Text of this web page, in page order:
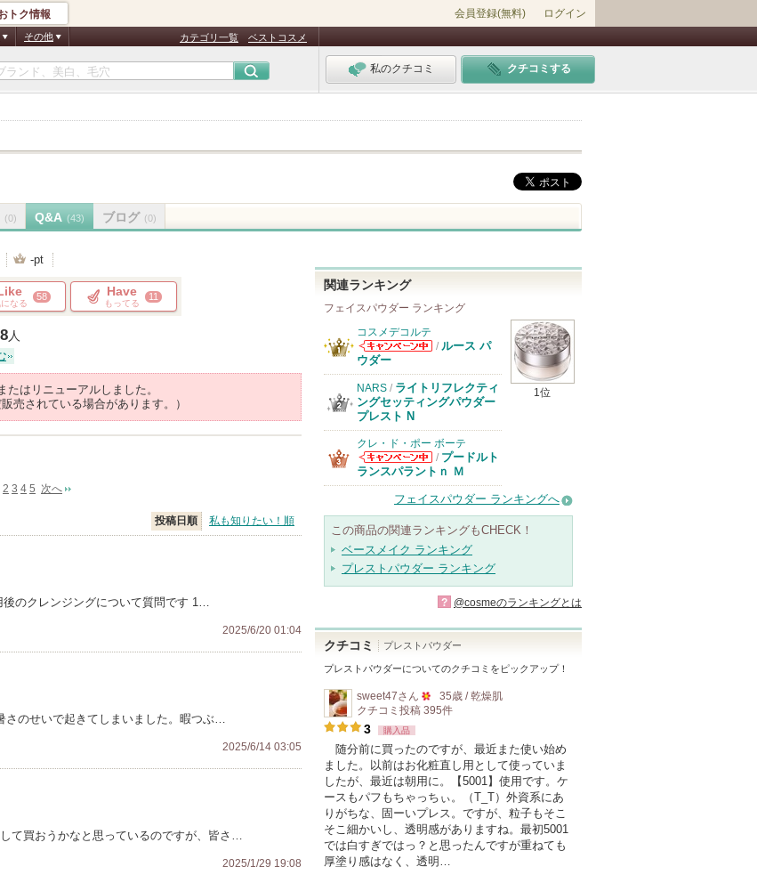
トク情報 会員登録(無料) ログイン
その他 カテゴリ一覧 ベストコスメ
私のクチコミ クチコミする
(0) Q&A (43) ブログ (0)
-pt
なる
58 Have
もってる
11
人
たはリニューアルしました。
売されている場合があります。）
2 3 4 5 次へ
投稿日順 私も知りたい！順
のクレンジングについて質問です 1…
2025/6/20 01:04
さのせいで起きてしまいました。暇つぶ…
2025/6/14 03:05
て買おうかなと思っているのですが、皆さ…
2025/1/29 19:08
関連ランキング
フェイスパウダー ランキング
1位
コスメデコルテ
コスメデコルテ
からのお知らせ
があります
/ ルース パ
ウダー
NARS / ライトリフレクティ
ングセッティングパウダー
プレスト N
クレ・ド・ポー ボーテ
クレ・ド・ポー
ボーテからのお
知らせがありま
/ プードルト
ランスパラントｎ Ｍ
フェイスパウダー ランキングへ
この商品の関連ランキングもCHECK！
ベースメイク ランキング
プレストパウダー ランキング
? @cosmeのランキングとは
クチコミ プレストパウダー
プレストパウダーについてのクチコミをピックアップ！
sweet47さん
50
以
上
の
メ
ン
バ
35歳 / 乾燥肌
クチコミ投稿 395件
3 購入品
随分前に買ったのですが、最近また使い始め
ました。以前はお化粧直し用として使っていま
したが、最近は朝用に。【5001】使用です。ケ
ースもパフもちゃっちぃ。（T_T）外資系にあ
りがちな、固ーいプレス。ですが、粒子もそこ
そこ細かいし、透明感がありますね。最初5001
では白すぎではっ？と思ったんですが重ねても
厚塗り感はなく、透明…